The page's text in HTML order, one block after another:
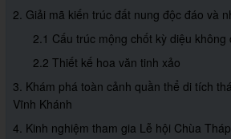
2. Giải mã kiến trúc đất nung độc đáo và
2.1 Cấu trúc mộng chốt kỳ diệu không
2.2 Thiết kế hoa văn tinh xảo
3. Khám phá toàn cảnh quần thể di tích
Vĩnh Khánh
4. Kinh nghiệm tham gia Lễ hội Chùa